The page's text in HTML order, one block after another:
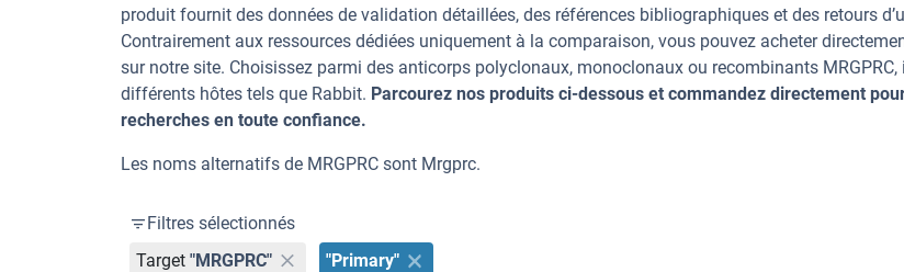
produit fournit des données de validation détaillées, des références bibliographiques et des retours
Contrairement aux ressources dédiées uniquement à la comparaison, vous pouvez acheter
sur notre site. Choisissez parmi des anticorps polyclonaux, monoclonaux ou recombinants MRGPRC,
différents hôtes tels que Rabbit. Parcourez nos produits ci-dessous et commandez directement
recherches en toute confiance.
Les noms alternatifs de MRGPRC sont Mrgprc.
Filtres sélectionnés
Target "MRGPRC" "Primary"